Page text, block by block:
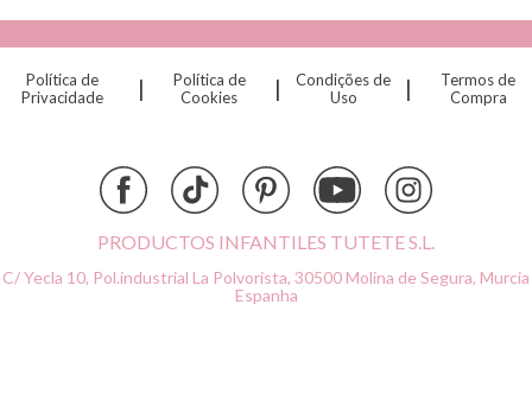
Cristina de Jos'h
Djeco
Política de
Privacidade
|
Política de
Cookies
|
Condições de
Uso
|
Termos de
Compra
PRODUCTOS INFANTILES TUTETE S.L.
C/ Yecla 10, Pol.industrial La Polvorista, 30500 Molina de Segura, Murcia
Espanha